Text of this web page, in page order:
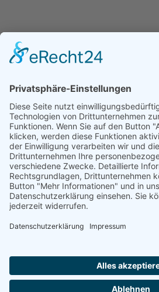
HENKA - Know-how für Ihre Fertigung
Anschrift
+ Werkzeugmaschinen GmbH
09366 Stollberg/Erzgeb.